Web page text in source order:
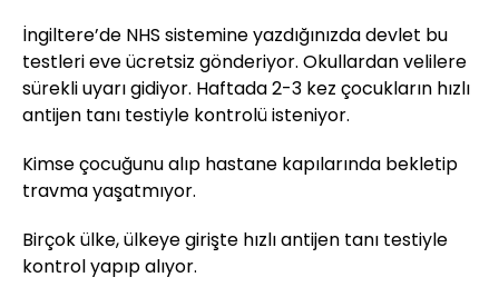
İngiltere’de NHS sistemine yazdığınızda devlet bu
testleri eve ücretsiz gönderiyor. Okullardan velilere
sürekli uyarı gidiyor. Haftada 2-3 kez çocukların hızlı
antijen tanı testiyle kontrolü isteniyor.
Kimse çocuğunu alıp hastane kapılarında bekletip
travma yaşatmıyor.
Birçok ülke, ülkeye girişte hızlı antijen tanı testiyle
kontrol yapıp alıyor.